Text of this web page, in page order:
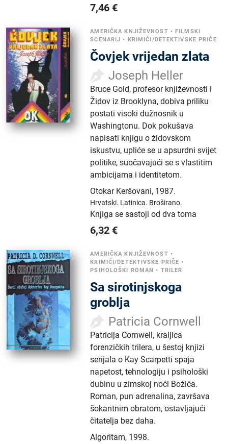
7,46 €
AMERIČKA KNJIŽEVNOST •FILMSKI
SCENARIJ • KRIMIĆI/DETEKTIVSKE PRIČE
Čovjek vrijedan zlata
Joseph Heller
Bruce Gold, profesor književnosti i
Židov iz Brooklyna, dobiva priliku
postati visoki dužnosnik u
Washingtonu. Dok pokušava
napisati knjigu o židovskom
iskustvu, upliće se u apsurdni svijet
politike, suočavajući se s vlastitim
ambicijama i identitetom.
Otokar Keršovani, 1987.
Hrvatski. Latinica. Broširano.
Knjiga se sastoji od dva toma
6,32 €
AMERIČKA KNJIŽEVNOST •
KRIMIĆI/DETEKTIVSKE PRIČE •
PSIHOLOŠKI ROMAN • TRILER
Sa sirotinjskoga
groblja
Patricia Cornwell
Patricija Cornwell, kraljica
forenzičkih trilera, u šestoj knjizi
serijala o Kay Scarpetti spaja
napetost, tehnologiju i psihološki
dubinu u zimskoj noći Božića.
Roman, pun adrenalina, završava
šokantnim obratom, ostavljajući
čitatelja bez daha.
Algoritam, 1998.